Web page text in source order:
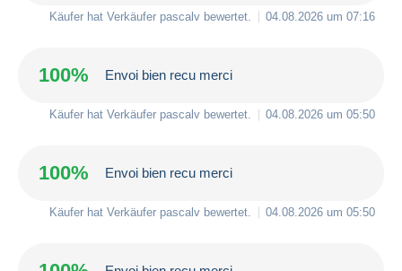
Käufer hat Verkäufer pascalv bewertet. 04.08.2026 um 07:16
100% Envoi bien recu merci
Käufer hat Verkäufer pascalv bewertet. 04.08.2026 um 05:50
100% Envoi bien recu merci
Käufer hat Verkäufer pascalv bewertet. 04.08.2026 um 05:50